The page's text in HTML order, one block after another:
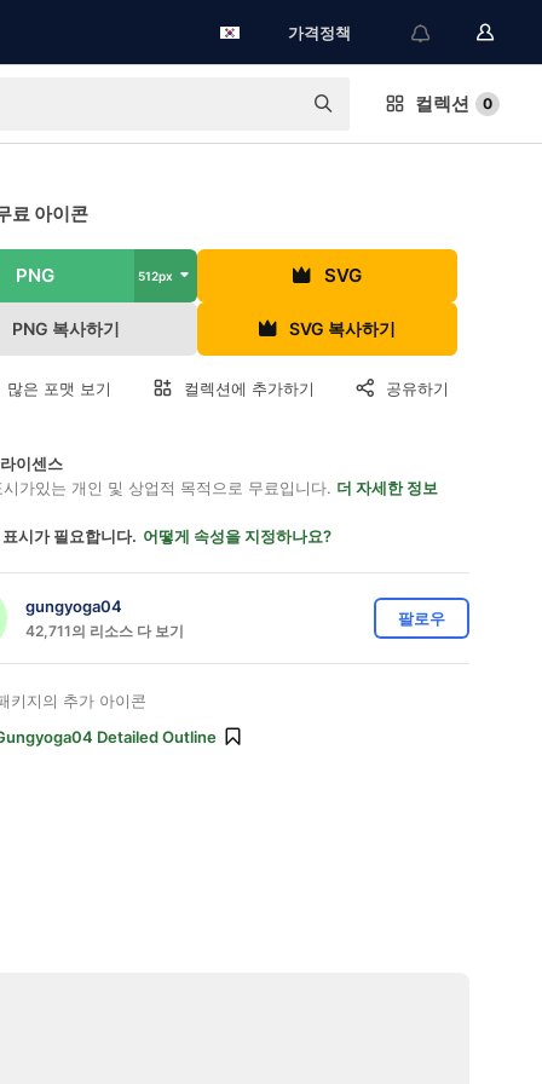
가격정책
컬렉션 0
료 아이콘
PNG 512px SVG
PNG 복사하기 SVG 복사하기
많은 포맷 보기 컬렉션에 추가하기 공유하기
이센스
가있는 개인 및 상업적 목적으로 무료입니다. 더 자세한 정보
시가 필요합니다. 어떻게 속성을 지정하나요?
gungyoga04
42,711의 리소스 다 보기
팔로우
키지의 추가 아이콘
Detailed Outline